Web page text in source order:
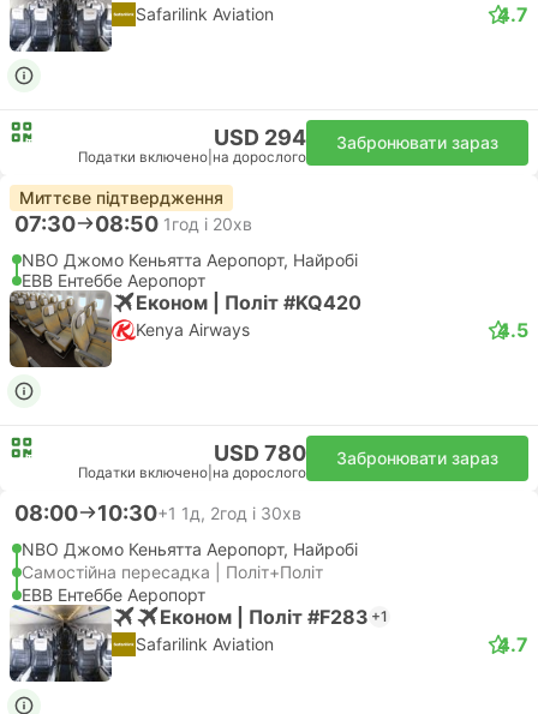
Safarilink Aviation 4.7
USD 294
Податки включено на дорослого
Забронювати зараз
Миттєве підтвердження
07:30 08:50 1год і 20хв
NBO Джомо Кеньятта Аеропорт, Найробі
EBB Ентеббе Аеропорт
Економ | Політ #KQ420
Kenya Airways 4.5
USD 780
Податки включено на дорослого
Забронювати зараз
08:00 10:30+1 1д, 2год і 30хв
NBO Джомо Кеньятта Аеропорт, Найробі
Самостійна пересадка | Політ+Політ
EBB Ентеббе Аеропорт
Економ | Політ #F283 +1
Safarilink Aviation 4.7